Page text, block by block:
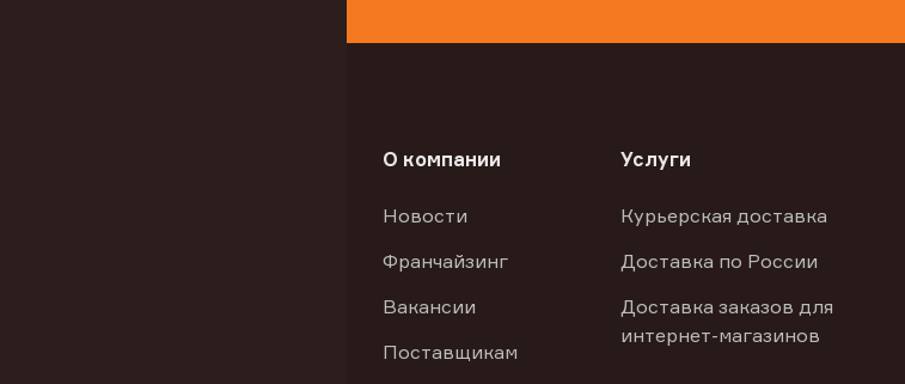
О компании
Новости
Франчайзинг
Вакансии
Поставщикам
Услуги
Курьерская доставка
Доставка по России
Доставка заказов для
интернет-магазинов